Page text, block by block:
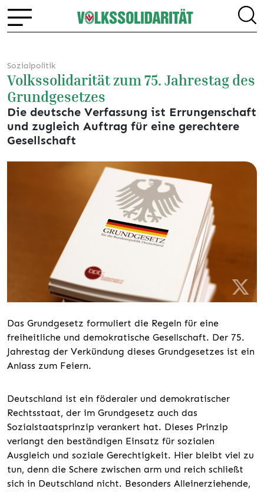
Sozialpolitik
Volkssolidarität zum 75. Jahrestag des
Grundgesetzes
Die deutsche Verfassung ist Errungenschaft
und zugleich Auftrag für eine gerechtere
Gesellschaft
Das Grundgesetz formuliert die Regeln für eine
freiheitliche und demokratische Gesellschaft. Der 75.
Jahrestag der Verkündung dieses Grundgesetzes ist ein
Anlass zum Feiern.
Deutschland ist ein föderaler und demokratischer
Rechtsstaat, der im Grundgesetz auch das
Sozialstaatsprinzip verankert hat. Dieses Prinzip
verlangt den beständigen Einsatz für sozialen
Ausgleich und soziale Gerechtigkeit. Hier bleibt viel zu
tun, denn die Schere zwischen arm und reich schließt
sich in Deutschland nicht. Besonders Alleinerziehende,